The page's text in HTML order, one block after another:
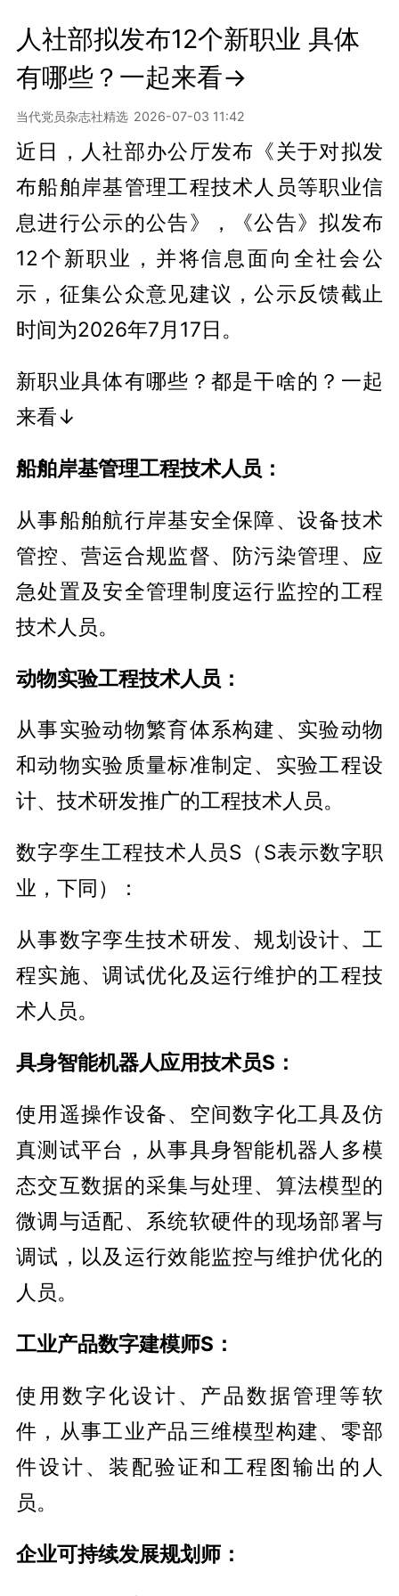
人社部拟发布12个新职业 具体
有哪些？一起来看→
当代党员杂志社精选 2026-07-03 11:42
近日，人社部办公厅发布《关于对拟发
布船舶岸基管理工程技术人员等职业信
息进行公示的公告》，《公告》拟发布
12个新职业，并将信息面向全社会公
示，征集公众意见建议，公示反馈截止
时间为2026年7月17日。
新职业具体有哪些？都是干啥的？一起
来看↓
船舶岸基管理工程技术人员：
从事船舶航行岸基安全保障、设备技术
管控、营运合规监督、防污染管理、应
急处置及安全管理制度运行监控的工程
技术人员。
动物实验工程技术人员：
从事实验动物繁育体系构建、实验动物
和动物实验质量标准制定、实验工程设
计、技术研发推广的工程技术人员。
数字孪生工程技术人员S（S表示数字职
业，下同）：
从事数字孪生技术研发、规划设计、工
程实施、调试优化及运行维护的工程技
术人员。
具身智能机器人应用技术员S：
使用遥操作设备、空间数字化工具及仿
真测试平台，从事具身智能机器人多模
态交互数据的采集与处理、算法模型的
微调与适配、系统软硬件的现场部署与
调试，以及运行效能监控与维护优化的
人员。
工业产品数字建模师S：
使用数字化设计、产品数据管理等软
件，从事工业产品三维模型构建、零部
件设计、装配验证和工程图输出的人
员。
企业可持续发展规划师：